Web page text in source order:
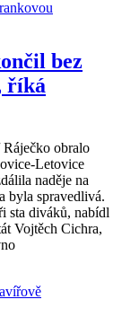
bez
říká
obralo
Letovice
naděje na
byla spravedlivá.
sta diváků, nabídl
Vojtěch Cichra,